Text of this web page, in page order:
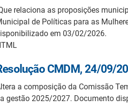
relaciona as proposições
de Políticas para as
em 03/02/2026.
CMDM, 24/09/
a composição da Comissão
gestão 2025/2027. Documento